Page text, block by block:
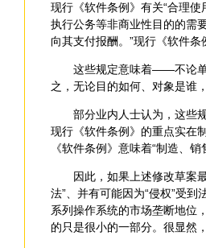
现行《软件条例》有关“合理
执行公务等非商业性目的的需
向其支付报酬。”现行《软件条
这些规定意味着——不论单位
之，无论目的如何、对象是谁
部分业内人士认为，这些规
现行《软件条例》的重点实在
《软件条例》意味着“制造、
因此，如果上述修改草案最
法”、并有可能因为“侵权”受
系列操作系统的市场垄断地位
的只是很小的一部分。很显然